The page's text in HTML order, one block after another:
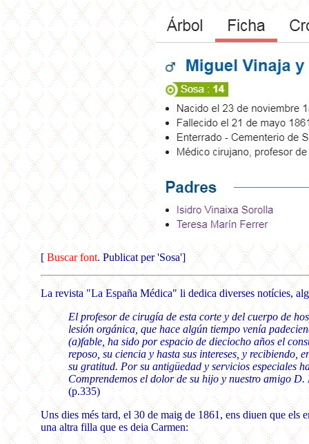
[ Buscar font. Publicat per 'Sosa']
La revista "La España Médica" li dedica diverses notícies,
El profesor de cirugía de esta corte y del cuerpo de
lesión orgánica, que hace algún tiempo venía
(a)fable, ha sido por espacio de dieciocho años el
reposo, su ciencia y hasta sus intereses, y recibiendo,
su gratitud. Por su antigüedad y servicios especiales
Comprendemos el dolor de su hijo y nuestro amigo D.
(p.335)
Uns dies més tard, el 30 de maig de 1861, ens diuen que els
una altra filla que es deia Carmen: